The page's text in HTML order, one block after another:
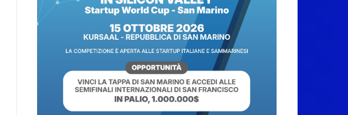
chiuso | Traguardi |
Papa, tutti al lavoro
7 Agosto 2026